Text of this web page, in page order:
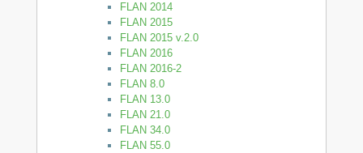
FLAN 2014
FLAN 2015
FLAN 2015 v.2.0
FLAN 2016
FLAN 2016-2
FLAN 8.0
FLAN 13.0
FLAN 21.0
FLAN 34.0
FLAN 55.0